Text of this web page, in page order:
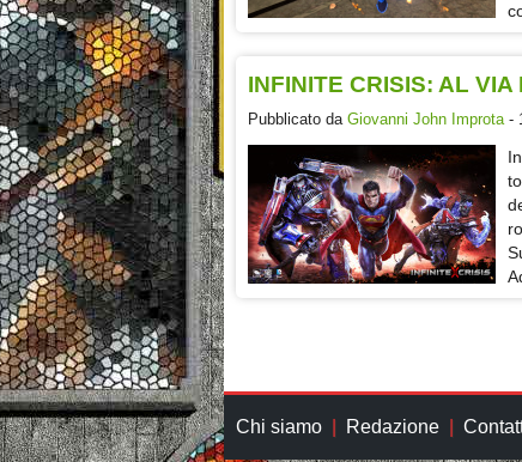
INFINITE CRISIS: AL VIA
Pubblicato da Giovanni John Improta-
Chi siamo Redazione